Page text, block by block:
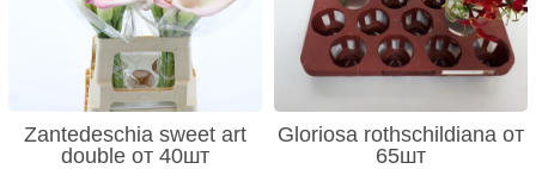
Zantedeschia sweet art
double от 40шт
Gloriosa rothschildiana от
65шт